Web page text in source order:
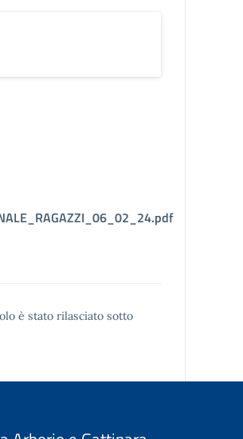
è stato rilasciato sotto